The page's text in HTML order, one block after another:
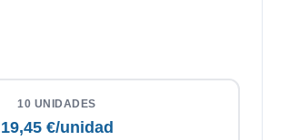
10 UNIDADES
19,45 €/unidad